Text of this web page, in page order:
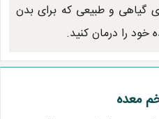
گیاهی و طبیعی که برای بدن
را درمان کنید.
معده